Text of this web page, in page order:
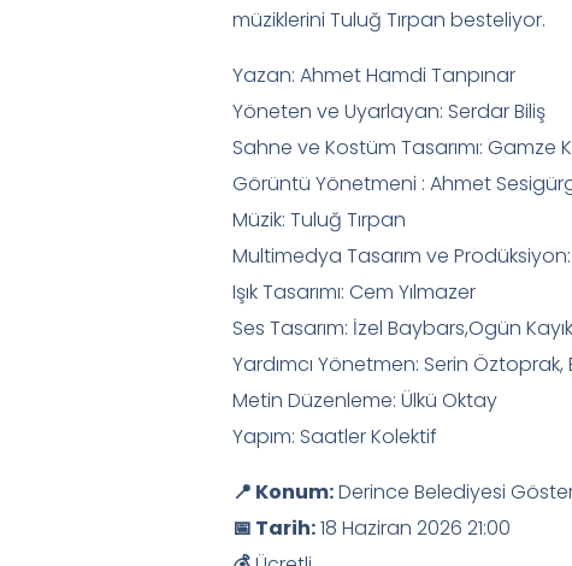
müziklerini Tuluğ Tırpan besteliyor.
Yazan: Ahmet Hamdi Tanpınar
Yöneten ve Uyarlayan: Serdar Biliş
Sahne ve Kostüm Tasarımı: Gamze
Görüntü Yönetmeni : Ahmet
Müzik: Tuluğ Tırpan
Multimedya Tasarım ve
Işık Tasarımı: Cem Yılmazer
Ses Tasarım: İzel Baybars,Ogün
Yardımcı Yönetmen: Serin
Metin Düzenleme: Ülkü Oktay
Yapım: Saatler Kolektif
📍 Konum:Derince Belediyesi
📅 Tarih:18 Haziran 2026 21:00